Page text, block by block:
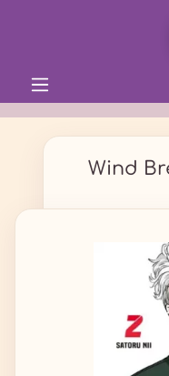
Wind
Bildergalerie